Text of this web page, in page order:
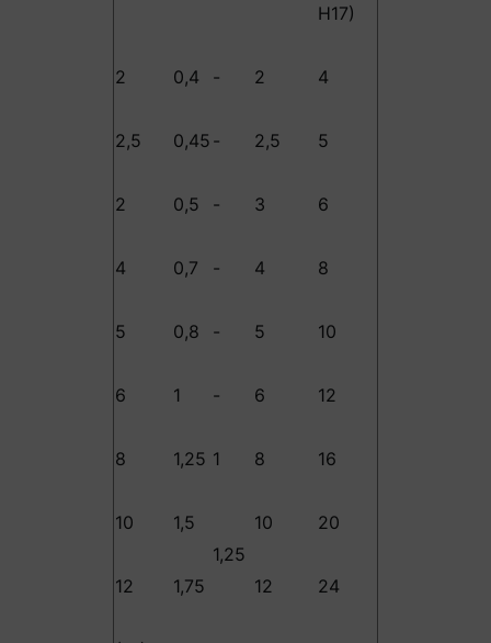
H17)
2 0,4 - 2 4
2,5 0,45 - 2,5 5
2 0,5 - 3 6
4 0,7 - 4 8
5 0,8 - 5 10
6 1 - 6 12
8 1,25 1 8 16
10
1,5
1,25
10 20
12 1,75 12 24